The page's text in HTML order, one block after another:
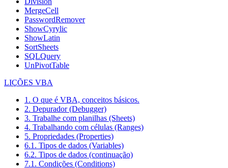
MergeCell
PasswordRemover
ShowCyrylic
ShowLatin
SortSheets
SQLQuery
UnPivotTable
LIÇÕES VBA
1. O que é VBA, conceitos básicos.
2. Depurador (Debugger)
3. Trabalhe com planilhas (Sheets)
4. Trabalhando com células (Ranges)
5. Propriedades (Properties)
6.1. Tipos de dados (Variables)
6.2. Tipos de dados (continuação)
7.1. Condições (Conditions)